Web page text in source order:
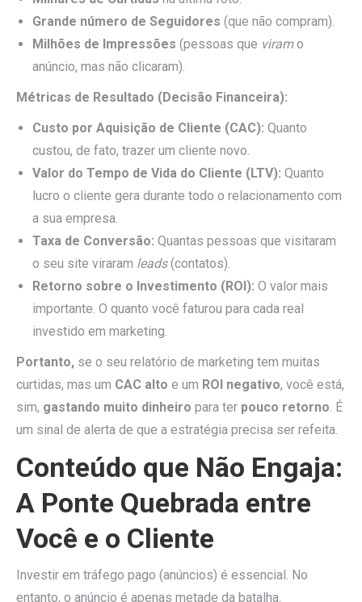
Grande número de Seguidores (que não compram).
Milhões de Impressões (pessoas que viramo
anúncio, mas não clicaram).
Métricas de Resultado (Decisão Financeira):
Custo por Aquisição de Cliente (CAC): Quanto
custou, de fato, trazer um cliente novo.
Valor do Tempo de Vida do Cliente (LTV): Quanto
lucro o cliente gera durante todo o relacionamento com
a sua empresa.
Taxa de Conversão: Quantas pessoas que visitaram
o seu site viraram leads(contatos).
Retorno sobre o Investimento (ROI): O valor mais
importante. O quanto você faturou para cada real
investido em marketing.
Portanto, se o seu relatório de marketing tem muitas
curtidas, mas um CAC alto e um ROI negativo, você está,
sim, gastando muito dinheiro para ter pouco retorno. É
um sinal de alerta de que a estratégia precisa ser refeita.
Conteúdo que Não Engaja:
A Ponte Quebrada entre
Você e o Cliente
Investir em tráfego pago (anúncios) é essencial. No
entanto, o anúncio é apenas metade da batalha.